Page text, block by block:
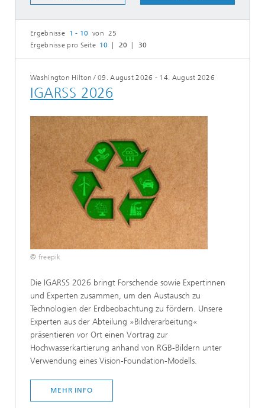
Ergebnisse 1 - 10 von 25
Ergebnisse pro Seite 10 20 30
Washington Hilton /09. August 2026 - 14. August 2026
IGARSS 2026
© freepik
Die IGARSS 2026 bringt Forschende sowie Expertinnen
und Experten zusammen, um den Austausch zu
Technologien der Erdbeobachtung zu fördern. Unsere
Experten aus der Abteilung »Bildverarbeitung«
präsentieren vor Ort einen Vortrag zur
Hochwasserkartierung anhand von RGB-Bildern unter
Verwendung eines Vision-Foundation-Modells.
MEHR INFO